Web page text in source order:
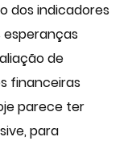
dos indicadores
esperanças
de
financeiras
parece ter
para